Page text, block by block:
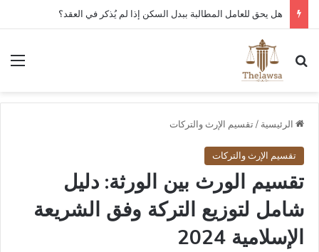
هل يحق للعامل المطالبة ببدل السكن إذا لم يُذكر في العقد؟
بحث عن
الرئيسية /تقسيم الإرث والتركات
تقسيم الإرث والتركات
تقسيم الورث بين الورثة: دليل
شامل لتوزيع التركة وفق الشريعة
الإسلامية 2024